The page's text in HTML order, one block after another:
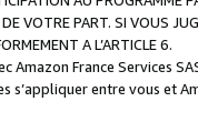
VOTRE PART. SI VOUS
A L’ARTICLE 6.
Amazon France Services
entre vous et